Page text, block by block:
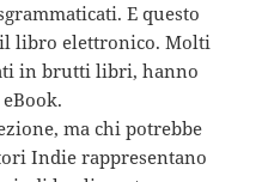
E questo
libro elettronico. Molti
in brutti libri, hanno
ma chi potrebbe
Indie rappresentano